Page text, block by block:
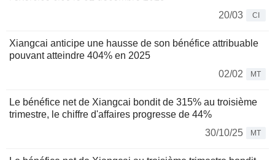
20/03
CI
Xiangcai anticipe une hausse de son bénéfice attribuable
pouvant atteindre 404% en 2025
02/02
MT
Le bénéfice net de Xiangcai bondit de 315% au troisième
trimestre, le chiffre d'affaires progresse de 44%
30/10/25
MT